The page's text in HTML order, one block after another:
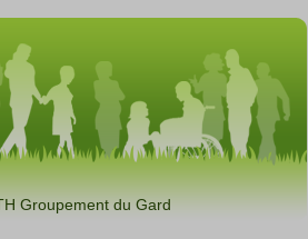
Groupement du Gard